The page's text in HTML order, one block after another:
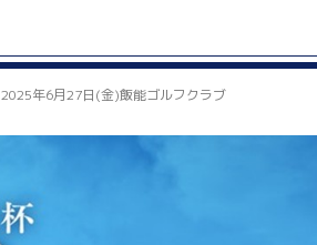
2025年6月27日(金)飯能ゴルフクラブ